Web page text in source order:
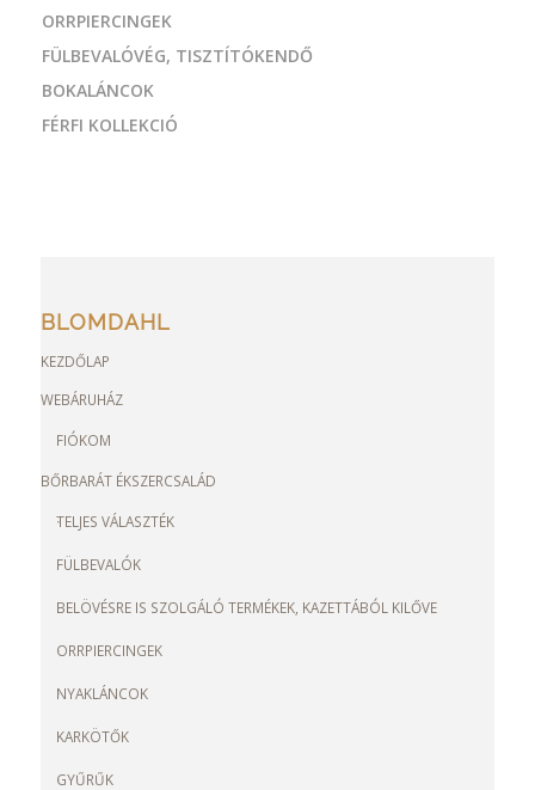
ORRPIERCINGEK
FÜLBEVALÓVÉG, TISZTÍTÓKENDŐ
BOKALÁNCOK
FÉRFI KOLLEKCIÓ
BLOMDAHL
KEZDŐLAP
WEBÁRUHÁZ
FIÓKOM
BŐRBARÁT ÉKSZERCSALÁD
TELJES VÁLASZTÉK
FÜLBEVALÓK
BELÖVÉSRE IS SZOLGÁLÓ TERMÉKEK, KAZETTÁBÓL KILŐVE
ORRPIERCINGEK
NYAKLÁNCOK
KARKÖTŐK
GYŰRŰK